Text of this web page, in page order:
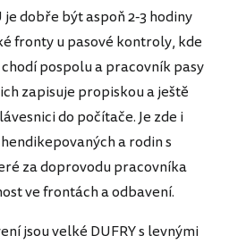
dobře být aspoň 2-3 hodiny
fronty u pasové kontroly, kde
pospolu a pracovník pasy
zapisuje propiskou a ještě
do počítače. Je zde i
a rodin s
za doprovodu pracovníka
ve frontách a odbavení.
jsou velké DUFRY s levnými